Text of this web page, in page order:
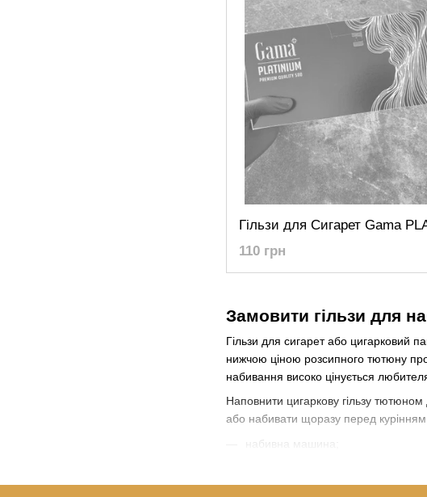
Замовити гільзи для
Гільзи для сигарет або цигарковий
нижчою ціною розсипного тютюну
набивання високо цінується
Наповнити цигаркову гільзу тютюном
або набивати щоразу перед
набивна машина;
110 грн